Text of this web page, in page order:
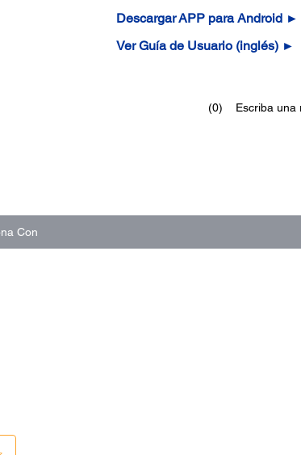
Descargar APP para Android ►
Ver Guía de Usuario (inglés) ►
Sin
(0) Escriba una
Con